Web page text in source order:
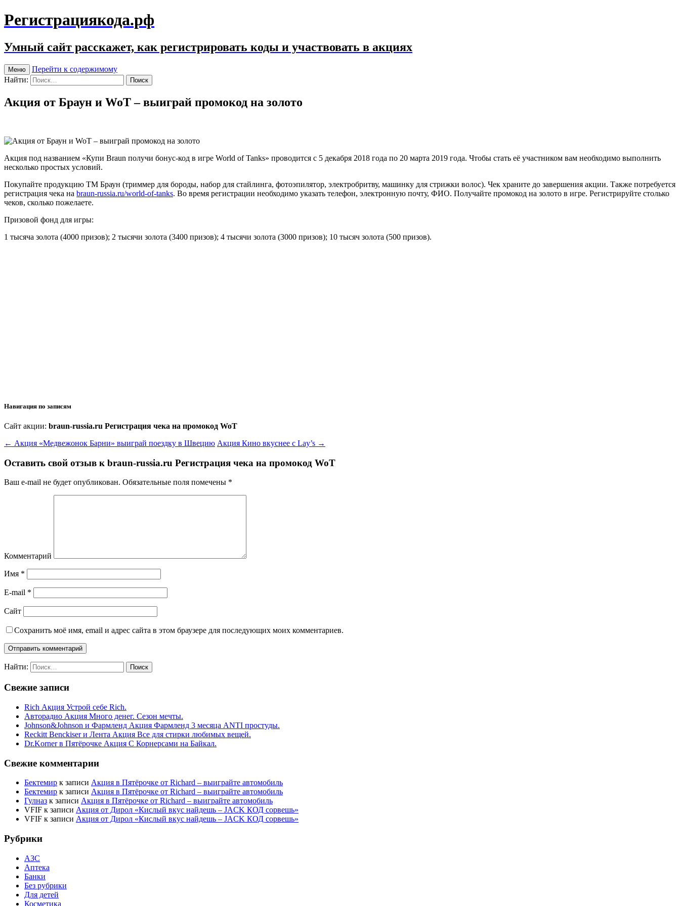
Регистрациякода.рф
Умный сайт расскажет, как регистрировать коды и участвовать в акциях
Меню
Перейти к содержимому
Найти:
Акция от Браун и WoT – выиграй промокод на золото
Акция под названием «Купи Braun получи бонус-код в игре World of Tanks» проводится с 5 декабря 2018 года по 20 марта 2019 года. Чтобы стать её участником вам необходимо выполнить
несколько простых условий.
Покупайте продукцию ТМ Браун (триммер для бороды, набор для стайлинга, фотоэпилятор, электробритву, машинку для стрижки волос). Чек храните до завершения акции. Также потребуется
регистрация чека на braun-russia.ru/world-of-tanks. Во время регистрации необходимо указать телефон, электронную почту, ФИО. Получайте промокод на золото в игре. Регистрируйте столько
чеков, сколько пожелаете.
Призовой фонд для игры:
1 тысяча золота (4000 призов); 2 тысячи золота (3400 призов); 4 тысячи золота (3000 призов); 10 тысяч золота (500 призов).
Навигация по записям
Сайт акции: braun-russia.ru Регистрация чека на промокод WoT
← Акция «Медвежонок Барни» выиграй поездку в Швецию Акция Кино вкуснее с Lay’s →
Оставить свой отзыв к braun-russia.ru Регистрация чека на промокод WoT
Ваш e-mail не будет опубликован. Обязательные поля помечены *
Комментарий
Имя *
E-mail *
Сайт
Сохранить моё имя, email и адрес сайта в этом браузере для последующих моих комментариев.
Найти:
Свежие записи
Rich Акция Устрой себе Rich.
Авторадио Акция Много денег. Сезон мечты.
Johnson&Johnson и Фармленд Акция Фармленд 3 месяца ANTI простуды.
Reckitt Benckiser и Лента Акция Все для стирки любимых вещей.
Dr.Korner в Пятёрочке Акция С Корнерсами на Байкал.
Свежие комментарии
Бектемир к записи Акция в Пятёрочке от Richard – выиграйте автомобиль
Бектемир к записи Акция в Пятёрочке от Richard – выиграйте автомобиль
Гулназ к записи Акция в Пятёрочке от Richard – выиграйте автомобиль
VFIF к записи Акция от Дирол «Кислый вкус найдешь – JACK КОД сорвешь»
VFIF к записи Акция от Дирол «Кислый вкус найдешь – JACK КОД сорвешь»
Рубрики
АЗС
Аптека
Банки
Без рубрики
Для детей
Косметика